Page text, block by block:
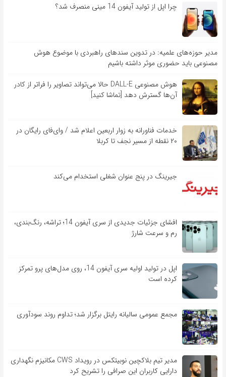
چرا اپل از تولید آیفون 14 مینی منصرف شد؟
مدیر حوزه‌های علمیه: در تدوین سندهای راهبردی با موضوع هوش
مصنوعی باید حضوری موثر داشته باشیم
هوش مصنوعی DALL-E حالا می‌تواند تصاویر را فراتر از کادر
آن‌ها گسترش دهد [تماشا کنید]
خدمات فناورانه به زوار اربعین اعلام شد / وای‌فای رایگان در
۲۰ نقطه از مسیر نجف تا کربلا
جیرینگ در پنج عنوان شغلی استخدام می‌کند
افشای جزئیات جدیدی از سری آیفون 14؛ تراشه، رنگ‌بندی،
رم و سرعت شارژ
اپل در تولید اولیه سری آیفون 14، روی مدل‌های پرو تمرکز
کرده است
مجمع عمومی سالیانه رایتل برگزار شد؛ تداوم روند سودآوری
مدیر تیم بلاکچین نوبیتکس در رویداد CWS مکانیزم نگهداری
دارایی کاربران این صرافی را تشریح کرد